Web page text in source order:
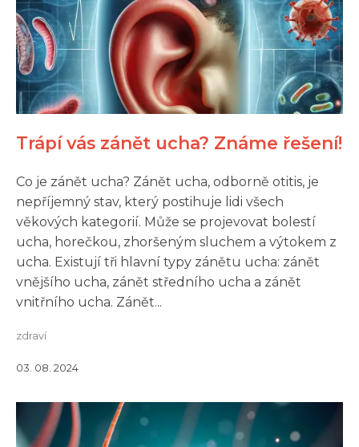
Trápí vás zánět ucha? Známe řešení!
Co je zánět ucha? Zánět ucha, odborně otitis, je
nepříjemný stav, který postihuje lidi všech
věkových kategorií. Může se projevovat bolestí
ucha, horečkou, zhoršeným sluchem a výtokem z
ucha. Existují tři hlavní typy zánětu ucha: zánět
vnějšího ucha, zánět středního ucha a zánět
vnitřního ucha. Zánět...
zdraví
03. 08. 2024